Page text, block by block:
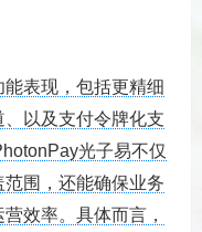
表现，包括更精细
以及支付令牌化支
光子易不仅
围，还能确保业务
效率。具体而言，